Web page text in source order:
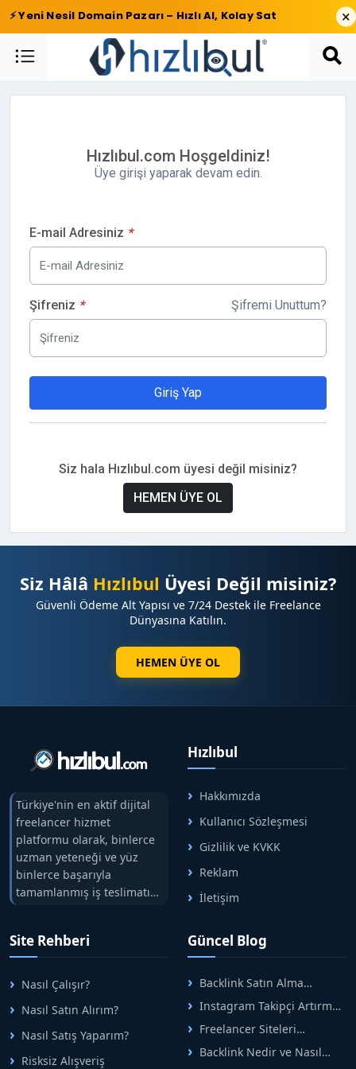
⚡ Yeni Nesil Domain Pazarı – Hızlı Al, Kolay Sat ×
Hızlıbul.com Hoşgeldiniz!
Üye girişi yaparak devam edin.
E-mail Adresiniz *
Şifremi Unuttum?
Şifreniz *
Giriş Yap
Siz hala Hızlıbul.com üyesi değil misiniz?
HEMEN ÜYE OL
Siz Hâlâ Hızlıbul Üyesi Değil misiniz?
Güvenli Ödeme Alt Yapısı ve 7/24 Destek ile Freelance
Dünyasına Katılın.
HEMEN ÜYE OL
Türkiye'nin en aktif dijital
freelancer hizmet
platformu olarak, binlerce
uzman yeteneği ve yüz
binlerce başarıyla
tamamlanmış iş teslimatını
tek çatıda buluşturuyoruz.
arasındaki süreci risksiz
alışveriş sistemi ile koruyan
ticaretin güvenli
adreslerinden birisidir.
Hızlıbul
Hakkımızda
Kullanıcı Sözleşmesi
Gizlilik ve KVKK
Reklam
İletişim
Site Rehberi
Nasıl Çalışır?
Nasıl Satın Alırım?
Nasıl Satış Yaparım?
Risksiz Alışveriş
Güncel Blog
Backlink Satın Alma
Rehberi: Güvenli SEO İçin
Doğru Adımlar
Instagram Takipçi Artırma
Yöntemleri: Organik Büyüme
Rehberi
Freelancer Siteleri
Arasında Doğru Seçim Nasıl
Yapılır
Backlink Nedir ve Nasıl